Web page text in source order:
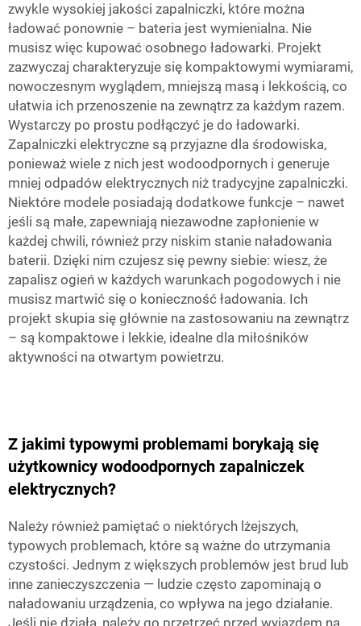
zwykle wysokiej jakości zapalniczki, które można
ładować ponownie – bateria jest wymienialna. Nie
musisz więc kupować osobnego ładowarki. Projekt
zazwyczaj charakteryzuje się kompaktowymi wymiarami,
nowoczesnym wyglądem, mniejszą masą i lekkością, co
ułatwia ich przenoszenie na zewnątrz za każdym razem.
Wystarczy po prostu podłączyć je do ładowarki.
Zapalniczki elektryczne są przyjazne dla środowiska,
ponieważ wiele z nich jest wodoodpornych i generuje
mniej odpadów elektrycznych niż tradycyjne zapalniczki.
Niektóre modele posiadają dodatkowe funkcje – nawet
jeśli są małe, zapewniają niezawodne zapłonienie w
każdej chwili, również przy niskim stanie naładowania
baterii. Dzięki nim czujesz się pewny siebie: wiesz, że
zapalisz ogień w każdych warunkach pogodowych i nie
musisz martwić się o konieczność ładowania. Ich
projekt skupia się głównie na zastosowaniu na zewnątrz
– są kompaktowe i lekkie, idealne dla miłośników
aktywności na otwartym powietrzu.
Z jakimi typowymi problemami borykają się
użytkownicy wodoodpornych zapalniczek
elektrycznych?
Należy również pamiętać o niektórych lżejszych,
typowych problemach, które są ważne do utrzymania
czystości. Jednym z większych problemów jest brud lub
inne zanieczyszczenia — ludzie często zapominają o
naładowaniu urządzenia, co wpływa na jego działanie.
Jeśli nie działa, należy go przetrzeć przed wyjazdem na